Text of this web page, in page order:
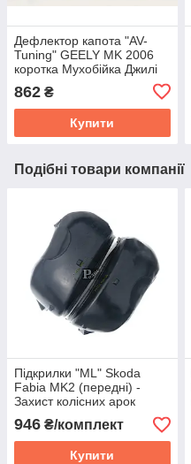
Дефлектор капота "AV-
Tuning" GEELY MK 2006
коротка Мухобійка Джилі
862 ₴
Купити
Подібні товари компанії
Підкрилки "ML" Skoda
Fabia MK2 (передні) -
Захист колісних арок
946 ₴/комплект
Купити